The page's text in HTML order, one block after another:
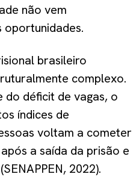
não vem
oportunidades.
brasileiro
complexo.
déficit de vagas, o
índices de
voltam a cometer
a saída da prisão e
2022).